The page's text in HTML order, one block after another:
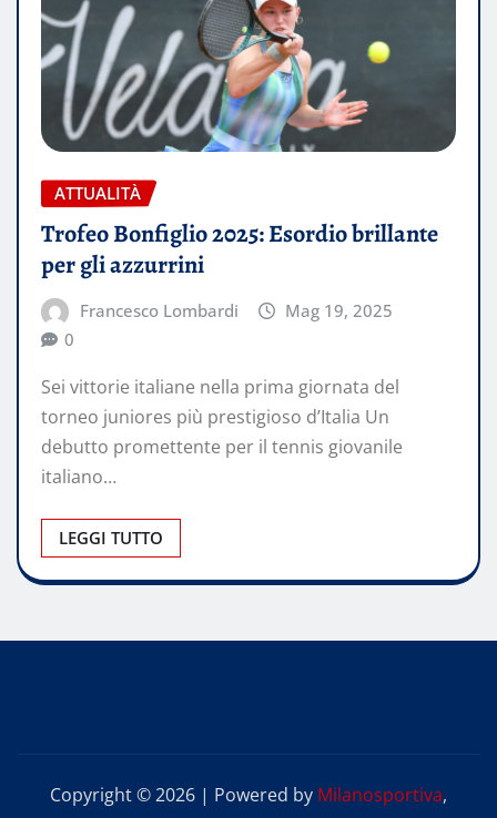
ATTUALITÀ
Trofeo Bonfiglio 2025: Esordio brillante
per gli azzurrini
Francesco Lombardi
Mag 19, 2025
0
Sei vittorie italiane nella prima giornata del
torneo juniores più prestigioso d’Italia Un
debutto promettente per il tennis giovanile
italiano…
LEGGI TUTTO
Copyright © 2026 | Powered by Milanosportiva,